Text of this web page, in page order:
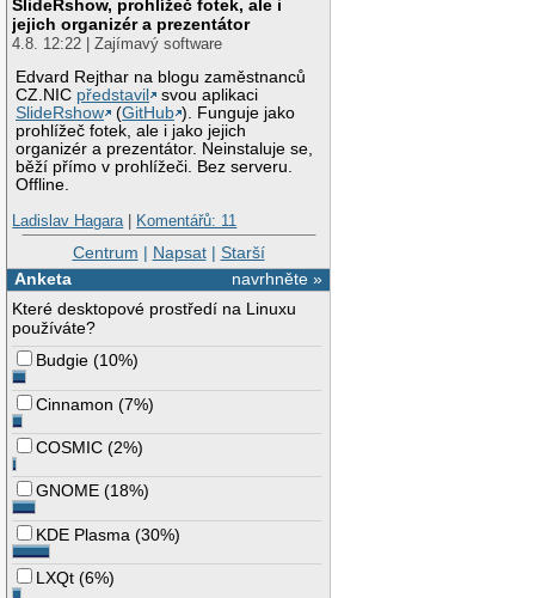
SlideRshow, prohlížeč fotek, ale i
jejich organizér a prezentátor
4.8. 12:22 | Zajímavý software
Edvard Rejthar na blogu zaměstnanců
CZ.NIC představil
svou aplikaci
SlideRshow
(GitHub ). Funguje jako
prohlížeč fotek, ale i jako jejich
organizér a prezentátor. Neinstaluje se,
běží přímo v prohlížeči. Bez serveru.
Offline.
Ladislav Hagara| Komentářů: 11
Centrum | Napsat| Starší
navrhněte »
Anketa
Které desktopové prostředí na Linuxu
používáte?
Budgie (10%)
Cinnamon (7%)
COSMIC (2%)
GNOME (18%)
KDE Plasma (30%)
LXQt (6%)